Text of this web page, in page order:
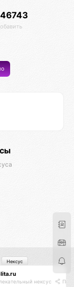
нексус
Нексус